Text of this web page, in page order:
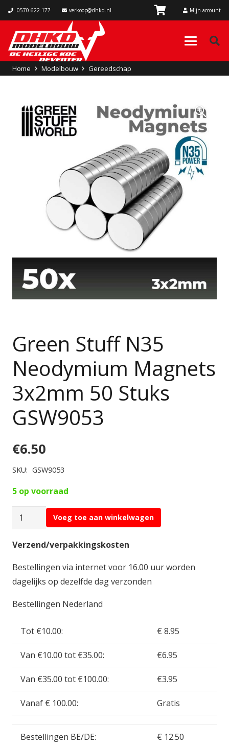
0570 622 177 verkoop@dhkd.nl Mijn account
Home Modelbouw Gereedschap
Green Stuff N35
Neodymium Magnets
3x2mm 50 Stuks
GSW9053
€6.50
SKU: GSW9053
5 op voorraad
Green
N35
Magnets
3x2mm
50
GSW9053
Voeg toe aan winkelwagen
Verzend/verpakkingskosten
Bestellingen via internet voor 16.00 uur worden
dagelijks op dezelfde dag verzonden
Bestellingen Nederland
Tot €10.00: € 8.95
Van €10.00 tot €35.00: €6.95
Van €35.00 tot €100.00: €3.95
Vanaf € 100.00: Gratis
Bestellingen BE/DE: € 12.50